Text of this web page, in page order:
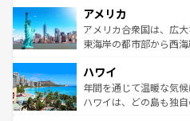
ンツ一覧を参照してほし
の建物がそのまま残る
博物館もあり、アルプ
ことができる。国民の
ば市内交通費無料で観光を楽
着のスイス情報はコン
アメリカ
アメリカ合衆国は、広
東海岸の都市部から西
のような巨大都市は、
ンメントが詰まった刺
西部には大自然が広が
ハワイ
年間を通じて温暖な気
ハワイは、どの島も独